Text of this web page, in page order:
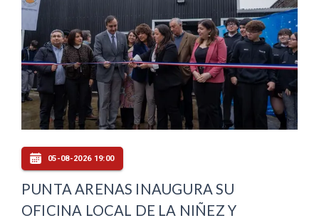
05-08-2026 19:00
PUNTA ARENAS INAUGURA SU
OFICINA LOCAL DE LA NIÑEZ Y